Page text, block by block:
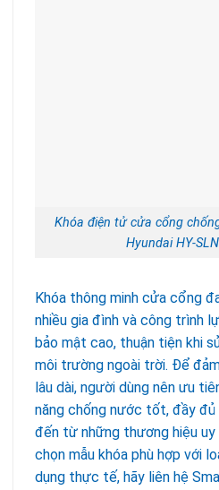
Khóa điện tử cửa cổng
Hyundai HY-
Khóa thông minh cửa cổng
nhiều gia đình và công trình
bảo mật cao, thuận tiện khi
môi trường ngoài trời. Để
lâu dài, người dùng nên ưu
năng chống nước tốt, đầy
đến từ những thương hiệu
chọn mẫu khóa phù hợp với
dụng thực tế, hãy liên hệ